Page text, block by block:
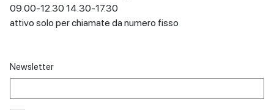
09.00-12.30 14.30-17.30
attivo solo per chiamate da numero fisso
Newsletter